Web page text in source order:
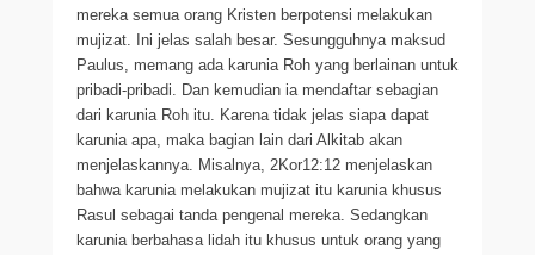
mereka semua orang Kristen berpotensi melakukan
mujizat. Ini jelas salah besar. Sesungguhnya maksud
Paulus, memang ada karunia Roh yang berlainan untuk
pribadi-pribadi. Dan kemudian ia mendaftar sebagian
dari karunia Roh itu. Karena tidak jelas siapa dapat
karunia apa, maka bagian lain dari Alkitab akan
menjelaskannya. Misalnya, 2Kor12:12 menjelaskan
bahwa karunia melakukan mujizat itu karunia khusus
Rasul sebagai tanda pengenal mereka. Sedangkan
karunia berbahasa lidah itu khusus untuk orang yang